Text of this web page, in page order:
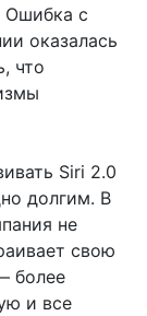
Ошибка с
оказалась
что
Siri 2.0
долгим. В
не
свою
более
и все